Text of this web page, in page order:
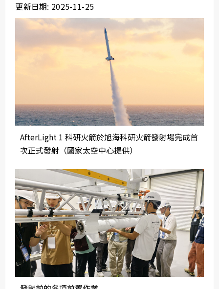
更新日期: 2025-11-25
AfterLight 1 科研火箭於旭海科研火箭發射場完成首
次正式發射（國家太空中心提供）